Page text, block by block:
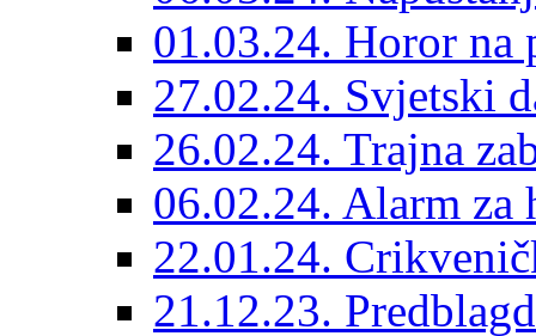
01.03.24. Horor na
27.02.24. Svjetski
26.02.24. Trajna
06.02.24. Alarm
22.01.24.
21.12.23.